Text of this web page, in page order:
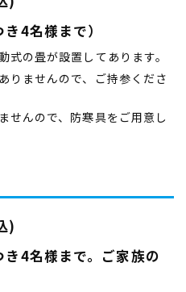
4名様まで）
式の畳が設置してあります。
りませんので、ご持参くださ
せんので、防寒具をご用意し
)
4名様まで。ご家族の